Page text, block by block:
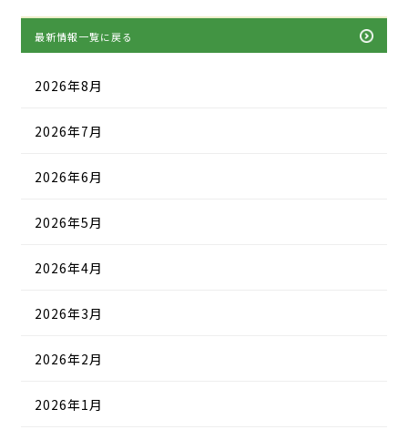
最新情報一覧に戻る
2026年8月
2026年7月
2026年6月
2026年5月
2026年4月
2026年3月
2026年2月
2026年1月